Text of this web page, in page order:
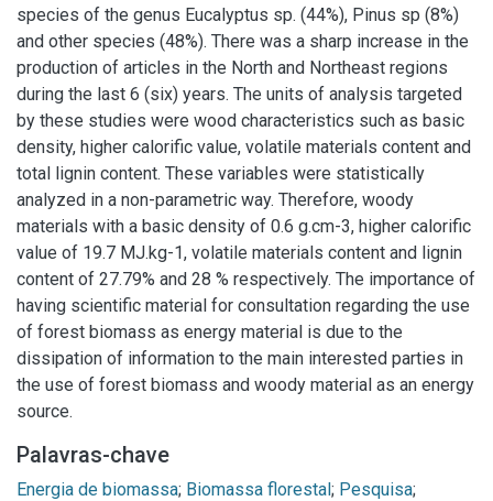
species of the genus Eucalyptus sp. (44%), Pinus sp (8%)
and other species (48%). There was a sharp increase in the
production of articles in the North and Northeast regions
during the last 6 (six) years. The units of analysis targeted
by these studies were wood characteristics such as basic
density, higher calorific value, volatile materials content and
total lignin content. These variables were statistically
analyzed in a non-parametric way. Therefore, woody
materials with a basic density of 0.6 g.cm-3, higher calorific
value of 19.7 MJ.kg-1, volatile materials content and lignin
content of 27.79% and 28 % respectively. The importance of
having scientific material for consultation regarding the use
of forest biomass as energy material is due to the
dissipation of information to the main interested parties in
the use of forest biomass and woody material as an energy
source.
Palavras-chave
Energia de biomassa; Biomassa florestal; Pesquisa;